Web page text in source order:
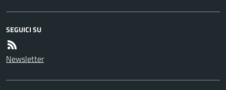
SEGUICI SU
Newsletter